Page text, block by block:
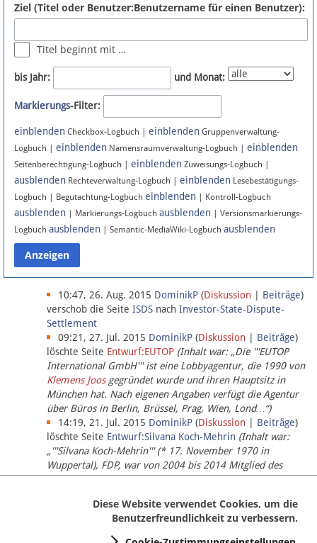
Newsletter
Bluesky
Facebook
Instagram
Anmelden
Datenschutz
Über Lobbypedia
Impressum
Ziel (Titel oder Benutzer:Benutzername für einen Benutzer):
Titel beginnt mit …
bis Jahr: und Monat:
Markierungs-Filter:
einblenden Checkbox-Logbuch | einblenden Gruppenverwaltung-
Logbuch | einblenden Namensraumverwaltung-Logbuch | einblenden
Seitenberechtigung-Logbuch | einblenden Zuweisungs-Logbuch |
ausblenden Rechteverwaltung-Logbuch | einblenden Lesebestätigungs-
Logbuch | Begutachtung-Logbuch einblenden | Kontroll-Logbuch
ausblenden | Markierungs-Logbuch ausblenden | Versionsmarkierungs-
Logbuch ausblenden | Semantic-MediaWiki-Logbuch ausblenden
10:47, 26. Aug. 2015 DominikP (Diskussion Beiträge)
verschob die Seite ISDS nach Investor-State-Dispute-
Settlement
09:21, 27. Jul. 2015 DominikP (Diskussion Beiträge)
löschte Seite Entwurf:EUTOP (Inhalt war: „Die '''EUTOP
International GmbH''' ist eine Lobbyagentur, die 1990 von
Klemens Joosgegründet wurde und ihren Hauptsitz in
München hat. Nach eigenen Angaben verfügt die Agentur
über Büros in Berlin, Brüssel, Prag, Wien, Lond…“)
14:19, 21. Jul. 2015 DominikP (Diskussion Beiträge)
löschte Seite Entwurf:Silvana Koch-Mehrin (Inhalt war:
„'''Silvana Koch-Mehrin''' (* 17. November 1970 in
Wuppertal), FDP, war von 2004 bis 2014 Mitglied des
Europäischen Parlaments, seit November 2014 ist sie für
Diese Website verwendet Cookies, um die
Benutzerfreundlichkeit zu verbessern.